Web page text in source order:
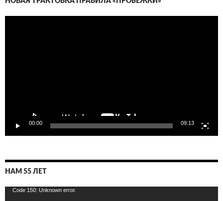
00:00 09:13
НАМ 55 ЛЕТ
Видеоплеер
Code 150: Unknown error.